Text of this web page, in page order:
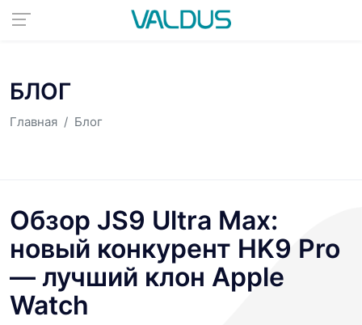
БЛОГ
Главная Блог
Обзор JS9 Ultra Max:
новый конкурент HK9 Pro
— лучший клон Apple
Watch